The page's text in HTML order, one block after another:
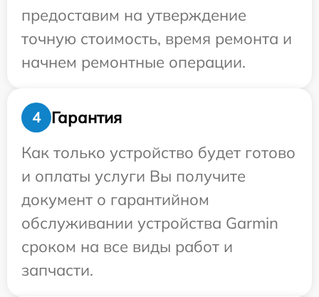
предоставим на утверждение
точную стоимость, время ремонта и
начнем ремонтные операции.
4
Гарантия
Как только устройство будет готово
и оплаты услуги Вы получите
документ о гарантийном
обслуживании устройства Garmin
сроком на все виды работ и
запчасти.